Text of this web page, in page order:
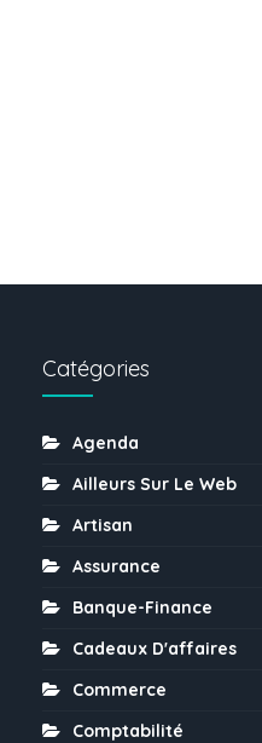
Catégories
Agenda
Ailleurs Sur Le Web
Artisan
Assurance
Banque-Finance
Cadeaux D'affaires
Commerce
Comptabilité